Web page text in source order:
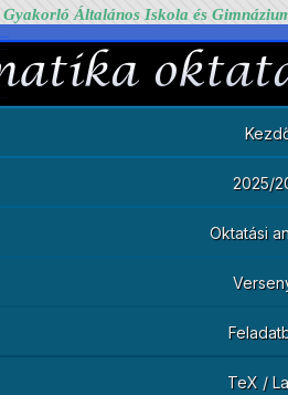
Általános Iskola és
2025/
Oktatási
TeX /